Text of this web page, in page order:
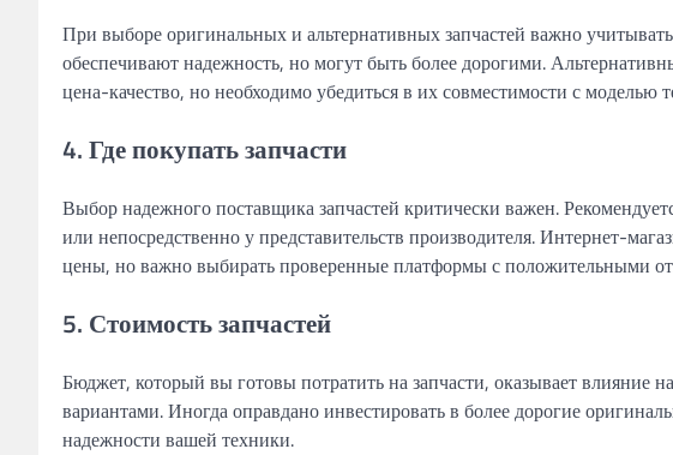
При выборе оригинальных и альтернативных запчастей важно
обеспечивают надежность, но могут быть более дорогими.
цена-качество, но необходимо убедиться в их совместимости с моделью
4. Где покупать запчасти
Выбор надежного поставщика запчастей критически важен.
или непосредственно у представительств производителя. Интернет-
цены, но важно выбирать проверенные платформы с положительными
5. Стоимость запчастей
Бюджет, который вы готовы потратить на запчасти, оказывает
вариантами. Иногда оправдано инвестировать в более дорогие
надежности вашей техники.